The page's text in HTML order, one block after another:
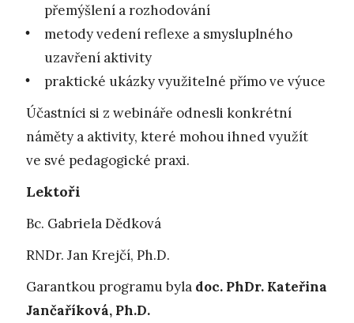
přemýšlení a rozhodování
metody vedení reflexe a smysluplného
uzavření aktivity
praktické ukázky využitelné přímo ve výuce
Účastníci si z webináře odnesli konkrétní
náměty a aktivity, které mohou ihned využít
ve své pedagogické praxi.
Lektoři
Bc. Gabriela Dědková
RNDr. Jan Krejčí, Ph.D.
Garantkou programu byla doc. PhDr. Kateřina
Jančaříková, Ph.D.